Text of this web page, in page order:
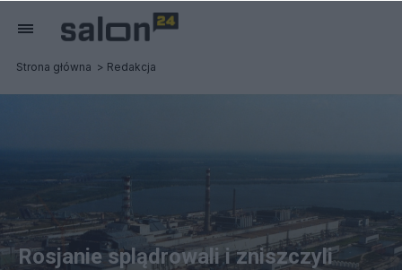
Strona główna Redakcja
Rosjanie splądrowali i zniszczyli